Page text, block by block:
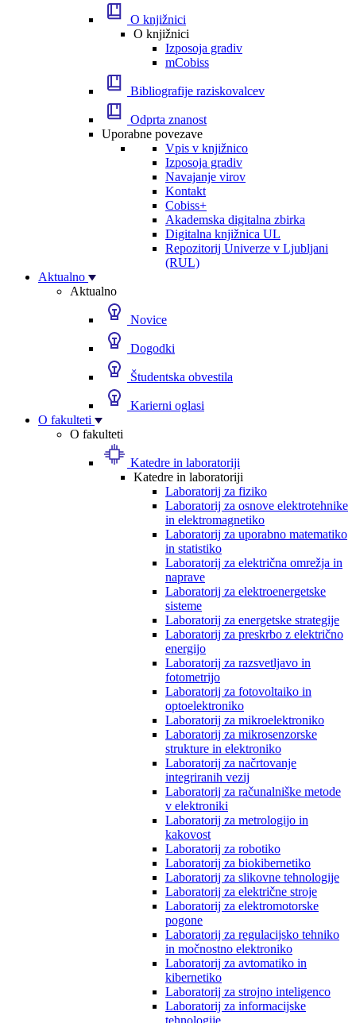
O knjižnici
O knjižnici
Izposoja gradiv
mCobiss
Bibliografije raziskovalcev
Odprta znanost
Uporabne povezave
Vpis v knjižnico
Izposoja gradiv
Navajanje virov
Kontakt
Cobiss+
Akademska digitalna zbirka
Digitalna knjižnica UL
Repozitorij Univerze v Ljubljani
(RUL)
Aktualno
Aktualno
Novice
Dogodki
Študentska obvestila
Karierni oglasi
O fakulteti
O fakulteti
Katedre in laboratoriji
Katedre in laboratoriji
Laboratorij za fiziko
Laboratorij za osnove elektrotehnike
in elektromagnetiko
Laboratorij za uporabno matematiko
in statistiko
Laboratorij za električna omrežja in
naprave
Laboratorij za elektroenergetske
sisteme
Laboratorij za energetske strategije
Laboratorij za preskrbo z električno
energijo
Laboratorij za razsvetljavo in
fotometrijo
Laboratorij za fotovoltaiko in
optoelektroniko
Laboratorij za mikroelektroniko
Laboratorij za mikrosenzorske
strukture in elektroniko
Laboratorij za načrtovanje
integriranih vezij
Laboratorij za računalniške metode
v elektroniki
Laboratorij za metrologijo in
kakovost
Laboratorij za robotiko
Laboratorij za biokibernetiko
Laboratorij za slikovne tehnologije
Laboratorij za električne stroje
Laboratorij za elektromotorske
pogone
Laboratorij za regulacijsko tehniko
in močnostno elektroniko
Laboratorij za avtomatiko in
kibernetiko
Laboratorij za strojno inteligenco
Laboratorij za informacijske
tehnologije